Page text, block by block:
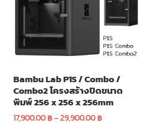
Bambu Lab P1S / Combo /
Combo2 โครงสร้างปิดขนาด
พิมพ์ 256 x 256 x 256mm
17,900.00฿–29,900.00฿Price